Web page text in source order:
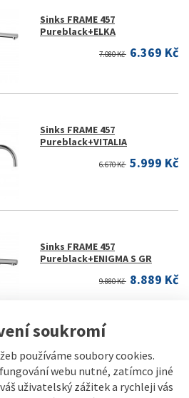
soukromí
používáme soubory cookies.
webu nutné, zatímco jiné
uživatelský zážitek a rychleji vás
Sinks FRAME 457
Pureblack+ELKA
7.080 Kč 6.369 Kč
Sinks FRAME 457
Pureblack+VITALIA
6.670 Kč 5.999 Kč
Sinks FRAME 457
Pureblack+ENIGMA S GR
9.880 Kč 8.889 Kč
Sinks FRAME 457
Pureblack+VITALIA GR
7.280 Kč 6.549 Kč